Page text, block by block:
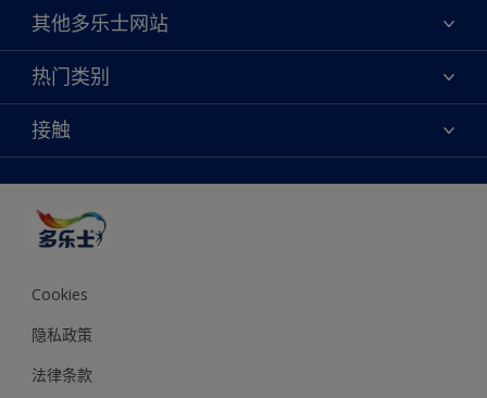
关于我们
联系我们
查找店铺
绿色工厂
其他多乐士网站
焕新服务
多乐士专业
天猫官方旗舰店
抖音官方旗舰店
热门类别
颜色
产品
创意灵感
装修建议
可持续发展
多乐士2025年度色彩 - 金盏黄
接触
颜色准确性
Cookies
隐私政策
法律条款